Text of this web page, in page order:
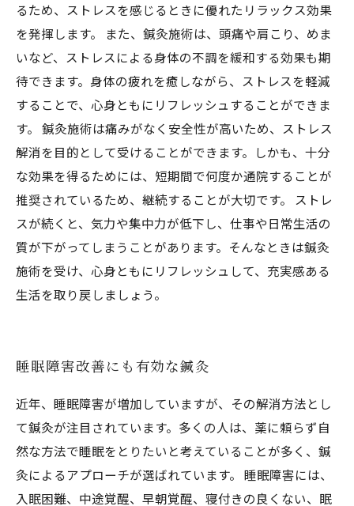
るため、ストレスを感じるときに優れたリラックス効果
を発揮します。 また、鍼灸施術は、頭痛や肩こり、めま
いなど、ストレスによる身体の不調を緩和する効果も期
待できます。身体の疲れを癒しながら、ストレスを軽減
することで、心身ともにリフレッシュすることができま
す。 鍼灸施術は痛みがなく安全性が高いため、ストレス
解消を目的として受けることができます。しかも、十分
な効果を得るためには、短期間で何度か通院することが
推奨されているため、継続することが大切です。 ストレ
スが続くと、気力や集中力が低下し、仕事や日常生活の
質が下がってしまうことがあります。そんなときは鍼灸
施術を受け、心身ともにリフレッシュして、充実感ある
生活を取り戻しましょう。
睡眠障害改善にも有効な鍼灸
近年、睡眠障害が増加していますが、その解消方法とし
て鍼灸が注目されています。多くの人は、薬に頼らず自
然な方法で睡眠をとりたいと考えていることが多く、鍼
灸によるアプローチが選ばれています。 睡眠障害には、
入眠困難、中途覚醒、早朝覚醒、寝付きの良くない、眠